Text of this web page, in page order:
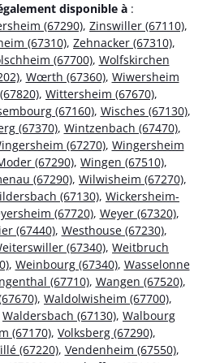
disponible à :
(67290), Zinswiller (67110),
(67310), Zehnacker (67310),
(67700), Wolfskirchen
, Wœrth (67360), Wiwersheim
, Wittersheim (67670),
(67160), Wisches (67130),
(67370), Wintzenbach (67470),
(67270), Wingersheim
(67290), Wingen (67510),
(67290), Wilwisheim (67270),
(67130), Wickersheim-
(67720), Weyer (67320),
(67440), Westhouse (67230),
(67340), Weitbruch
, Weinbourg (67340), Wasselonne
(67710), Wangen (67520),
, Waldolwisheim (67700),
Waldersbach (67130), Walbourg
(67170), Volksberg (67290),
(67220), Vendenheim (67550),